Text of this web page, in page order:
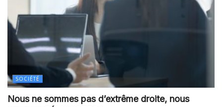
SOCIÉTÉ
Nous ne sommes pas d’extrême droite, nous